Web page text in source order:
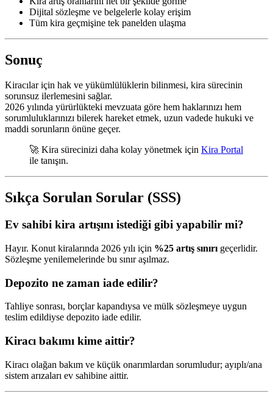
Dijital sözleşme ve belgelerle kolay erişim
Tüm kira geçmişine tek panelden ulaşma
Sonuç
Kiracılar için hak ve yükümlülüklerin bilinmesi, kira sürecinin
sorunsuz ilerlemesini sağlar.
2026 yılında yürürlükteki mevzuata göre hem haklarınızı hem
sorumluluklarınızı bilerek hareket etmek, uzun vadede hukuki ve
maddi sorunların önüne geçer.
🚀 Kira sürecinizi daha kolay yönetmek için Kira Portal
ile tanışın.
Sıkça Sorulan Sorular (SSS)
Ev sahibi kira artışını istediği gibi yapabilir mi?
Hayır. Konut kiralarında 2026 yılı için %25 artış sınırı geçerlidir.
Sözleşme yenilemelerinde bu sınır aşılmaz.
Depozito ne zaman iade edilir?
Tahliye sonrası, borçlar kapandıysa ve mülk sözleşmeye uygun
teslim edildiyse depozito iade edilir.
Kiracı bakımı kime aittir?
Kiracı olağan bakım ve küçük onarımlardan sorumludur; ayıplı/ana
sistem arızaları ev sahibine aittir.